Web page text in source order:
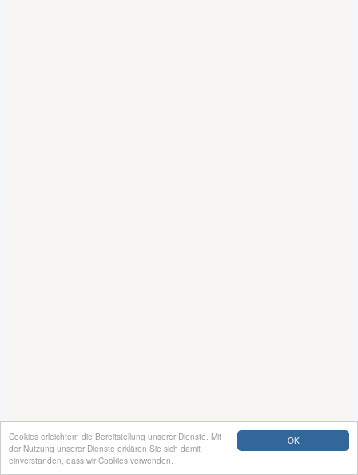
OK
Cookies erleichtern die Bereitstellung unserer Dienste. Mit
der Nutzung unserer Dienste erklären Sie sich damit
einverstanden, dass wir Cookies verwenden.